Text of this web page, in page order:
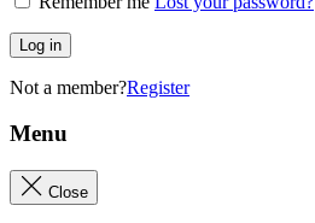
Log in
Not a member?Register
Menu
Close